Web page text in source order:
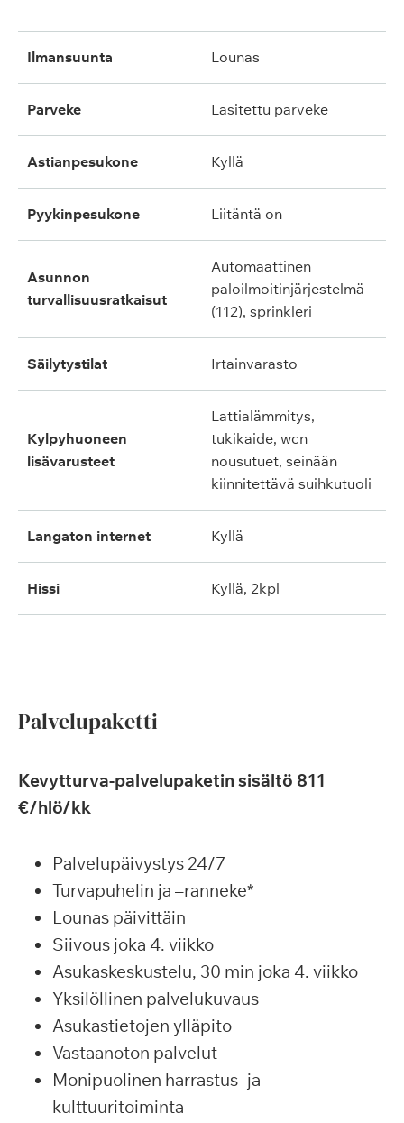
ilmansuunta lounas
parveke lasitettu parveke
astianpesukone kyllä
pyykinpesukone liitäntä on
asunnon
turvallisuusratkaisut
automaattinen
paloilmoitinjärjestelmä
(112), sprinkleri
säilytystilat irtainvarasto
kylpyhuoneen
lisävarusteet
lattialämmitys,
tukikaide, wcn
nousutuet, seinään
kiinnitettävä suihkutuoli
langaton internet kyllä
hissi kyllä, 2kpl
Palvelupaketti
Kevytturva-palvelupaketin sisältö 811
€/hlö/kk
Palvelupäivystys 24/7
Turvapuhelin ja –ranneke*
Lounas päivittäin
Siivous joka 4. viikko
Asukaskeskustelu, 30 min joka 4. viikko
Yksilöllinen palvelukuvaus
Asukastietojen ylläpito
Vastaanoton palvelut
Monipuolinen harrastus- ja
kulttuuritoiminta